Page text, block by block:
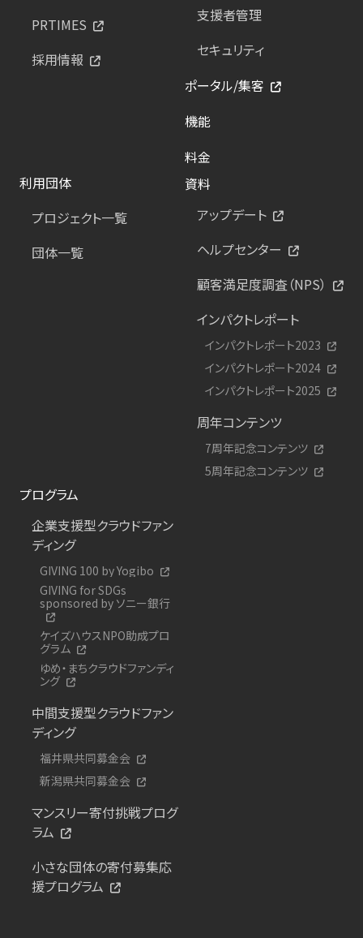
PRTIMES
採用情報
支援者管理
セキュリティ
ポータル/集客
機能
料金
利用団体
プロジェクト一覧
団体一覧
資料
アップデート
ヘルプセンター
顧客満足度調査（NPS）
インパクトレポート
インパクトレポート2023
インパクトレポート2024
インパクトレポート2025
周年コンテンツ
7周年記念コンテンツ
5周年記念コンテンツ
プログラム
企業支援型クラウドファン
ディング
GIVING 100 by Yogibo
GIVING for SDGs
sponsored by ソニー銀行
ケイズハウスNPO助成プロ
グラム
ゆめ・まちクラウドファンディ
ング
中間支援型クラウドファン
ディング
福井県共同募金会
新潟県共同募金会
マンスリー寄付挑戦プログ
ラム
小さな団体の寄付募集応
援プログラム